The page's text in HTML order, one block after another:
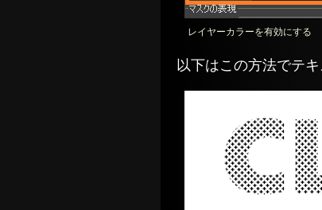
レイヤーカラーを有効にする
以下はこの方法でテ